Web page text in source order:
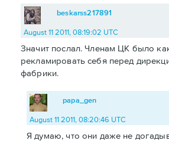
beskarss217891
August 11 2011, 08:19:02 UTC
Значит послал. Членам ЦК было
рекламировать себя перед
фабрики.
papa_gen
August 11 2011, 08:20:46 UTC
Я думаю, что они даже не